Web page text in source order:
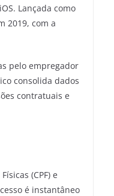
Lançada como
2019, com a
pelo empregador
consolida dados
contratuais e
(CPF) e
é instantâneo